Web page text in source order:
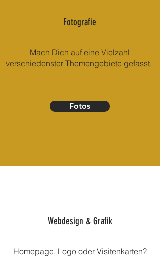
Fotografie
Mach Dich auf eine Vielzahl
verschiedenster Themengebiete gefasst.
Fotos
Webdesign & Grafik
Homepage, Logo oder Visitenkarten?